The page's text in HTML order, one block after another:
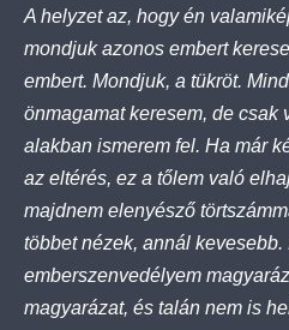
A helyzet az, hogy én
mondjuk azonos embert
embert. Mondjuk, a tükröt.
önmagamat keresem, de csak
alakban ismerem fel. Ha már
az eltérés, ez a tőlem való
majdnem elenyésző
többet nézek, annál kevesebb.
emberszenvedélyem
magyarázat, és talán nem is